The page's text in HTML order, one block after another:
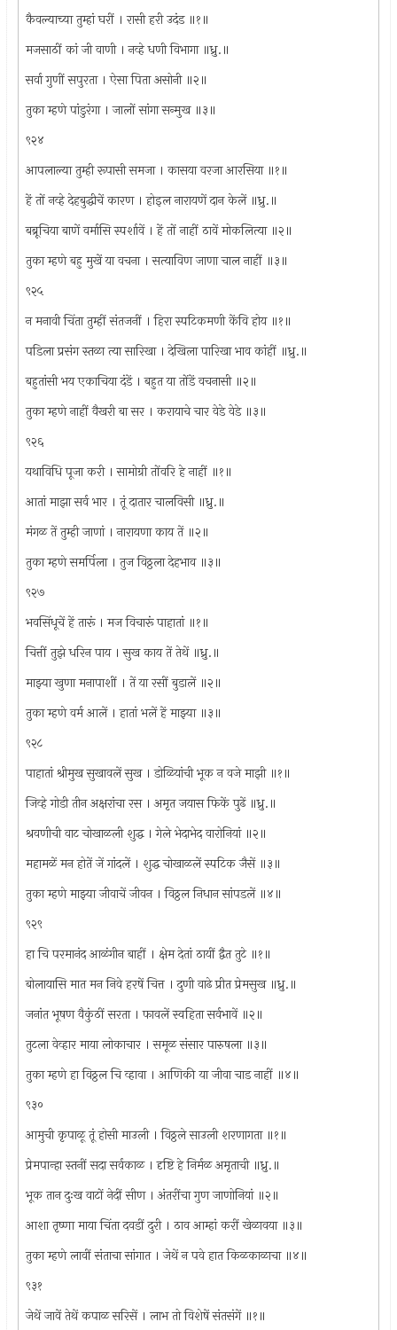
कैवल्याच्या तुम्हां घरीं । रासी हरी उदंड ॥१॥
मजसाठीं कां जी वाणी । नव्हे धणी विभागा ॥ध्रु.॥
सर्वा गुणीं सपुरता । ऐसा पिता असोनी ॥२॥
तुका म्हणे पांडुरंगा । जालों सांगा सन्मुख ॥३॥
९२४
आपलाल्या तुम्ही रूपासी समजा । कासया वरजा आरसिया ॥१॥
हें तों नव्हे देहबुद्धीचें कारण । होइल नारायणें दान केलें ॥ध्रु.॥
बब्रूचिया बाणें वर्मासि स्पर्शावें । हें तों नाहीं ठावें मोकलित्या ॥२॥
तुका म्हणे बहु मुखें या वचना । सत्याविण जाणा चाल नाहीं ॥३॥
९२५
न मनावी चिंता तुम्हीं संतजनीं । हिरा स्पटिकमणी केंवि होय ॥१॥
पडिला प्रसंग स्तळा त्या सारिखा । देखिला पारिखा भाव कांहीं ॥ध्रु.॥
बहुतांसी भय एकाचिया दंडें । बहुत या तोंडें वचनासी ॥२॥
तुका म्हणे नाहीं वैखरी बा सर । करायाचे चार वेडे वेडे ॥३॥
९२६
यथाविधि पूजा करी । सामोग्री तोंवरि हे नाहीं ॥१॥
आतां माझा सर्व भार । तूं दातार चालविसी ॥ध्रु.॥
मंगळ तें तुम्ही जाणां । नारायणा काय तें ॥२॥
तुका म्हणे समर्पिला । तुज विठ्ठला देहभाव ॥३॥
९२७
भवसिंधूचें हें तारूं । मज विचारूं पाहातां ॥१॥
चित्तीं तुझे धरिन पाय । सुख काय तें तेथें ॥ध्रु.॥
माझ्या खुणा मनापाशीं । तें या रसीं बुडालें ॥२॥
तुका म्हणे वर्म आलें । हातां भलें हें माझ्या ॥३॥
९२८
पाहातां श्रीमुख सुखावलें सुख । डोळियांची भूक न वजे माझी ॥१॥
जिव्हे गोडी तीन अक्षरांचा रस । अमृत जयास फिकें पुढें ॥ध्रु.॥
श्रवणीची वाट चोखाळली शुद्ध । गेले भेदाभेद वारोनियां ॥२॥
महामळें मन होतें जें गांदलें । शुद्ध चोखाळलें स्पटिक जैसें ॥३॥
तुका म्हणे माझ्या जीवाचें जीवन । विठ्ठल निधान सांपडलें ॥४॥
९२९
हा चि परमानंद आळंगीन बाहीं । क्षेम देतां ठायीं द्वैत तुटे ॥१॥
बोलायासि मात मन निवे हरषें चित्त । दुणी वाढे प्रीत प्रेमसुख ॥ध्रु.॥
जनांत भूषण वैकुंठीं सरता । फावलें स्वहिता सर्वभावें ॥२॥
तुटला वेव्हार माया लोकाचार । समूळ संसार पारुषला ॥३॥
तुका म्हणे हा विठ्ठल चि व्हावा । आणिकी या जीवा चाड नाहीं ॥४॥
९३०
आमुची कृपाळू तूं होसी माउली । विठ्ठले साउली शरणागता ॥१॥
प्रेमपान्हा स्तनीं सदा सर्वकाळ । दृष्टि हे निर्मळ अमृताची ॥ध्रु.॥
भूक तान दुःख वाटों नेदीं सीण । अंतरींचा गुण जाणोनियां ॥२॥
आशा तृष्णा माया चिंता दवडीं दुरी । ठाव आम्हां करीं खेळावया ॥३॥
तुका म्हणे लावीं संताचा सांगात । जेथें न पवे हात किळकाळाचा ॥४॥
९३१
जेथें जावें तेथें कपाळ सरिसें । लाभ तो विशेषें संतसंगें ॥१॥